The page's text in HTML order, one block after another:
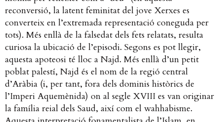
reconversió, la latent feminitat del jove Xerxes es
converteix en l’extremada representació coneguda per
tots). Més enllà de la falsedat dels fets relatats, resulta
curiosa la ubicació de l’episodi. Segons es pot llegir,
aquesta apoteosi té lloc a Najd. Més enllà d’un petit
poblat palestí, Najd és el nom de la regió central
d’Aràbia (i, per tant, fora dels dominis històrics de
l’Imperi Aquemènida) on al segle XVIII es van originar
la família reial dels Saud, així com el wahhabisme.